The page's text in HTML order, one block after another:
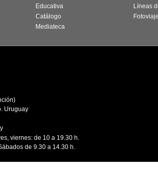
Educativa
Catálogo
Mediateca
Líneas
Uruguay
viernes: de 10 a 19.30 h.
de 9.30 a 14.30 h.